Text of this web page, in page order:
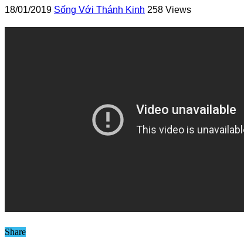
18/01/2019 Sống Với Thánh Kinh 258 Views
Share